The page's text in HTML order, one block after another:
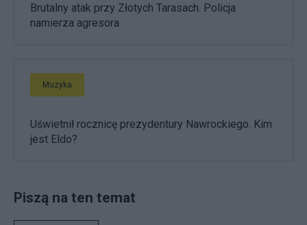
Brutalny atak przy Złotych Tarasach. Policja
namierza agresora
Muzyka
Uświetnił rocznicę prezydentury Nawrockiego. Kim
jest Eldo?
Piszą na ten temat